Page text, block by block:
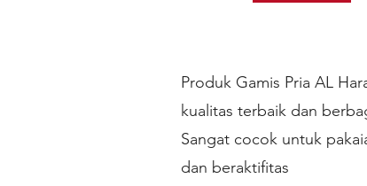
Produk Gamis Pria AL
kualitas terbaik dan
Sangat cocok untuk
dan beraktifitas